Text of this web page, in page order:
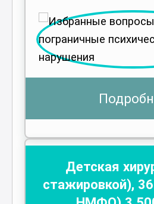
Детская
стажировкой), 36